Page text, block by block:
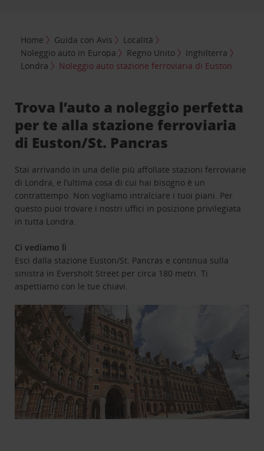
Home Guida con Avis
Località
Noleggio auto in Europa
Regno Unito
Inghilterra
Londra
Noleggio auto stazione ferroviaria di Euston
Trova l’auto a noleggio perfetta
per te alla stazione ferroviaria
di Euston/St. Pancras
Stai arrivando in una delle più affollate stazioni ferroviarie
di Londra, e l’ultima cosa di cui hai bisogno è un
contrattempo. Non vogliamo intralciare i tuoi piani. Per
questo puoi trovare i nostri uffici in posizione privilegiata
in tutta Londra.
Ci vediamo lì
Esci dalla stazione Euston/St. Pancras e continua sulla
sinistra in Eversholt Street per circa 180 metri. Ti
aspettiamo con le tue chiavi.